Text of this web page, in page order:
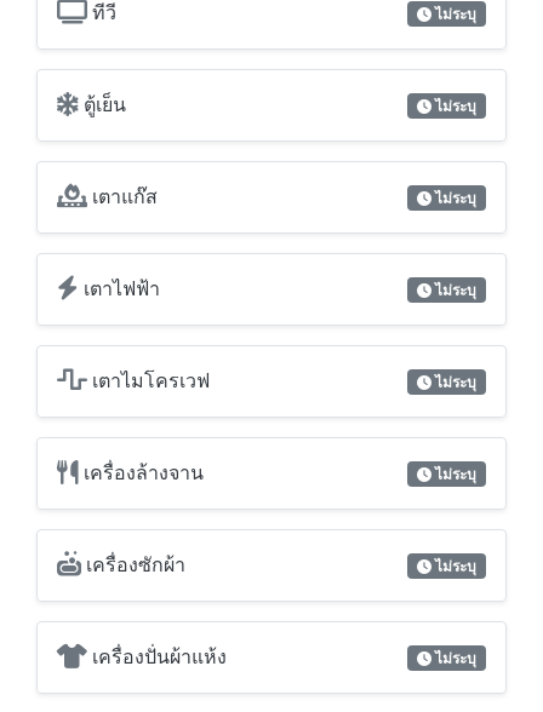
ทีวี ไม่ระบุ
ตู้เย็น ไม่ระบุ
เตาแก๊ส ไม่ระบุ
เตาไฟฟ้า ไม่ระบุ
เตาไมโครเวฟ ไม่ระบุ
เครื่องล้างจาน ไม่ระบุ
เครื่องซักผ้า ไม่ระบุ
เครื่องปั่นผ้าแห้ง ไม่ระบุ